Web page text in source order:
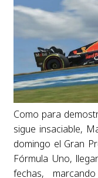
Como para
sigue insaciable,
domingo el Gran
Fórmula Uno,
fechas,